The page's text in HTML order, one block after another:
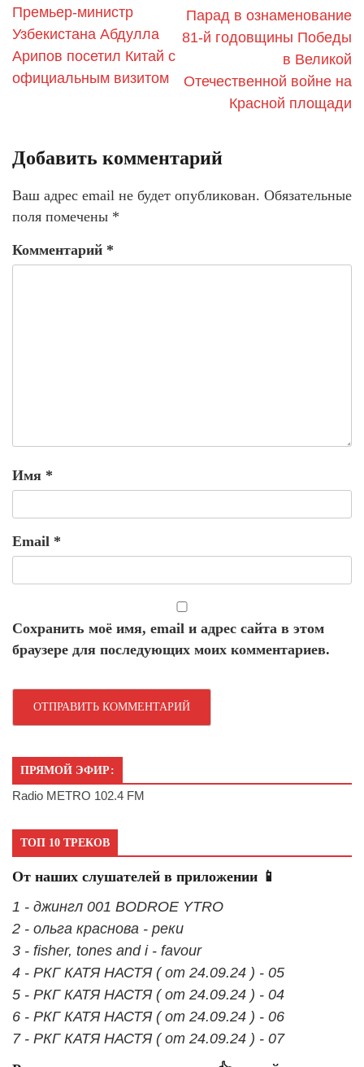
Премьер-министр
Узбекистана Абдулла
Арипов посетил Китай с
официальным визитом
Парад в ознаменование
81-й годовщины Победы
в Великой
Отечественной войне на
Красной площади
Добавить комментарий
Ваш адрес email не будет опубликован. Обязательные
поля помечены *
Комментарий *
Имя *
Email *
Сохранить моё имя, email и адрес сайта в этом
браузере для последующих моих комментариев.
ПРЯМОЙ ЭФИР:
Radio METRO 102.4 FM
ТОП 10 ТРЕКОВ
От наших слушателей в приложении 📱
1 - джингл 001 BODROE YTRO
2 - ольга краснова - реки
3 - fisher, tones and i - favour
4 - РКГ КАТЯ НАСТЯ ( от 24.09.24 ) - 05
5 - РКГ КАТЯ НАСТЯ ( от 24.09.24 ) - 04
6 - РКГ КАТЯ НАСТЯ ( от 24.09.24 ) - 06
7 - РКГ КАТЯ НАСТЯ ( от 24.09.24 ) - 07